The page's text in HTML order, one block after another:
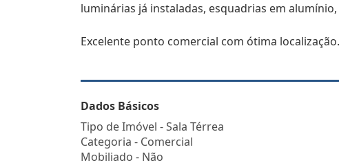
luminárias já instaladas, esquadrias em
Excelente ponto comercial com ótima
Dados Básicos
Tipo de Imóvel - Sala Térrea
Categoria - Comercial
Mobiliado - Não